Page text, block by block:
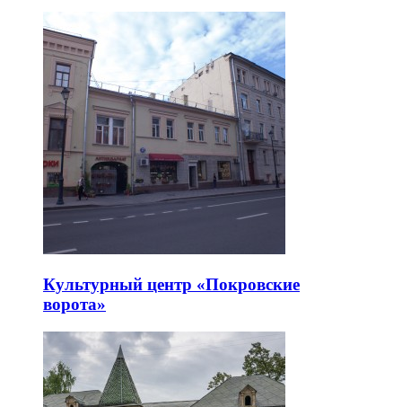
Культурный центр «Покровские
ворота»